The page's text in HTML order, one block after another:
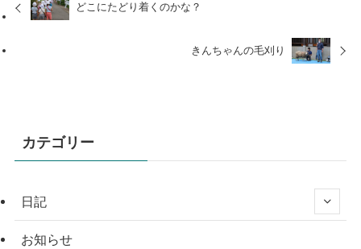
どこにたどり着くのかな？
きんちゃんの毛刈り
カテゴリー
日記
お知らせ